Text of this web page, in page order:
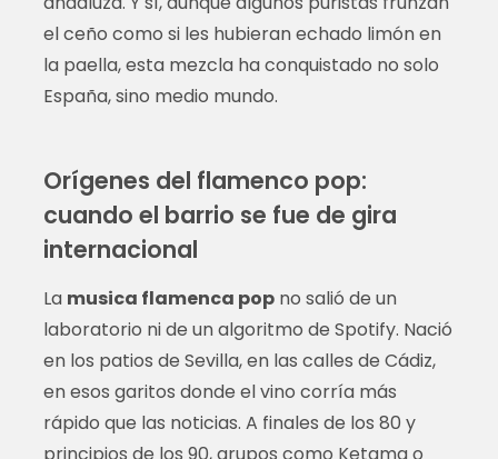
el ceño como si les hubieran echado limón en
la paella, esta mezcla ha conquistado no solo
España, sino medio mundo.
Orígenes del flamenco pop:
cuando el barrio se fue de gira
internacional
La musica flamenca popno salió de un
laboratorio ni de un algoritmo de Spotify. Nació
en los patios de Sevilla, en las calles de Cádiz,
en esos garitos donde el vino corría más
rápido que las noticias. A finales de los 80 y
principios de los 90, grupos como Ketama o